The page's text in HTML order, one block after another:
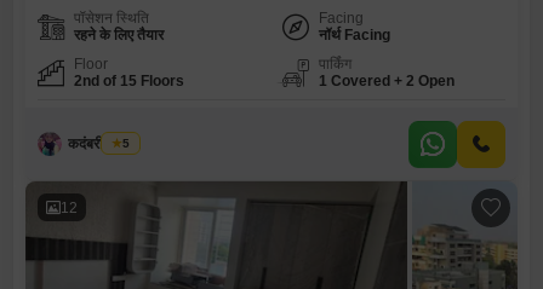
पॉसेशन स्थिति
रहने के लिए तैयार
Facing
नॉर्थ Facing
Floor
2nd of 15 Floors
पार्किंग
1 Covered + 2 Open
कदंबरी मेश्राम
5
12